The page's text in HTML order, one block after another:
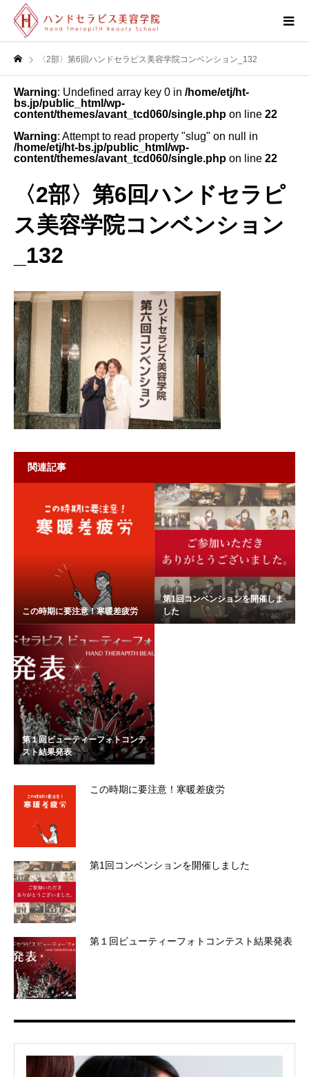
〈2部〉第6回ハンドセラピス美容学院コンベンション_132
Warning: Undefined array key 0 in /home/etj/ht-
bs.jp/public_html/wp-
content/themes/avant_tcd060/single.php on line 22
Warning: Attempt to read property "slug" on null in
/home/etj/ht-bs.jp/public_html/wp-
content/themes/avant_tcd060/single.php on line 22
〈2部〉第6回ハンドセラピ
ス美容学院コンベンション
_132
関連記事
この時期に要注意！寒暖差疲労
第1回コンベンションを開催しま
した
第１回ビューティーフォトコンテ
スト結果発表
この時期に要注意！寒暖差疲労
第1回コンベンションを開催しました
第１回ビューティーフォトコンテスト結果発表